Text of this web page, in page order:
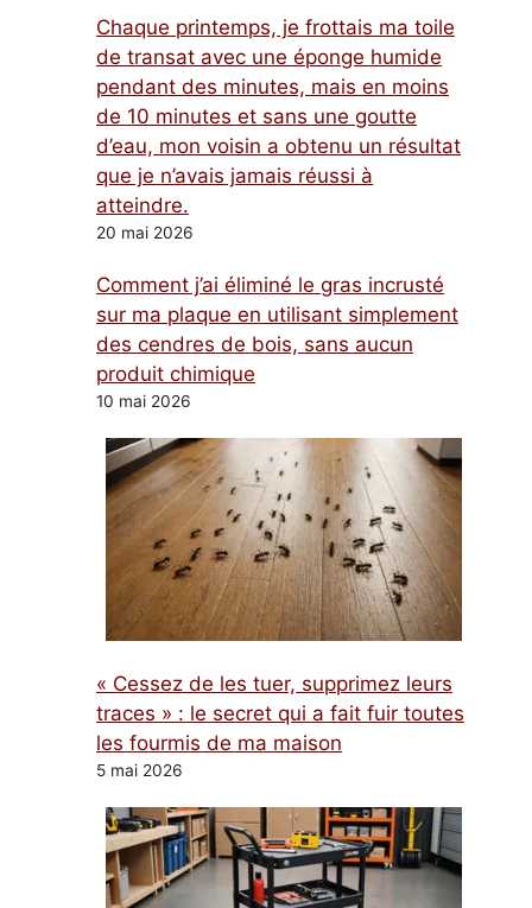
Chaque printemps, je frottais ma toile
de transat avec une éponge humide
pendant des minutes, mais en moins
de 10 minutes et sans une goutte
d’eau, mon voisin a obtenu un résultat
que je n’avais jamais réussi à
atteindre.
20 mai 2026
Comment j’ai éliminé le gras incrusté
sur ma plaque en utilisant simplement
des cendres de bois, sans aucun
produit chimique
10 mai 2026
« Cessez de les tuer, supprimez leurs
traces » : le secret qui a fait fuir toutes
les fourmis de ma maison
5 mai 2026